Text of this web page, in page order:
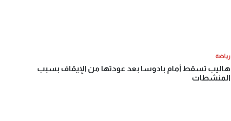
رياضة
هاليب تسقط أمام بادوسا بعد عودتها من الإيقاف بسبب
المنشطات